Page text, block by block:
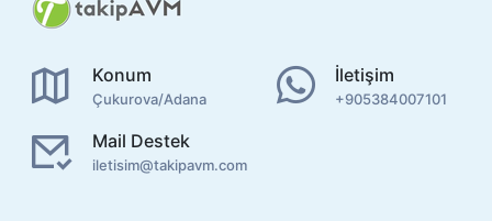
Konum
Çukurova/Adana
İletişim
+905384007101
Mail Destek
iletisim@takipavm.com